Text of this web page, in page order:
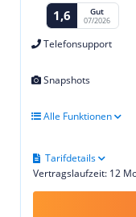
1,6 Gut
07/2026
Telefonsupport
Snapshots
Alle Funktionen
Vertragslaufzeit: 12
Tarifdetails